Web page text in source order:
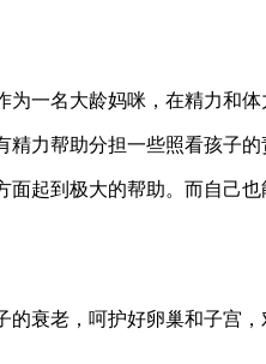
一名大龄妈咪，在精力和体
力帮助分担一些照看孩子
起到极大的帮助。而自己也
衰老，呵护好卵巢和子宫，